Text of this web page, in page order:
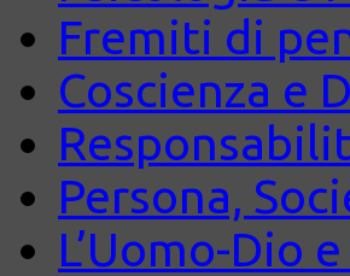
Fremiti di
Coscienza e
Persona,
L’Uomo-Dio